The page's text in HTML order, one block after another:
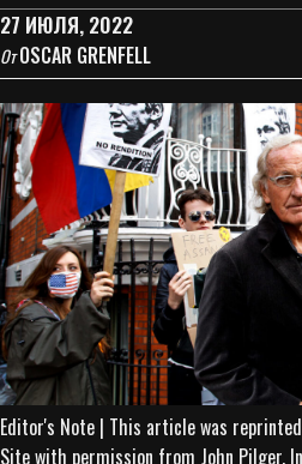
27 ИЮЛЯ, 2022
ОтOSCAR GRENFELL
Editor's Note | This article was
Site with permission from John Pilger.